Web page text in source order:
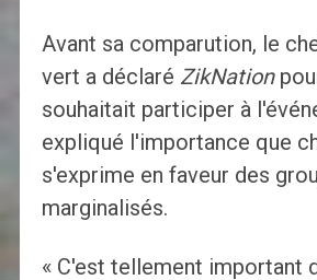
Avant sa comparution, le
vert a déclaré ZikNation
souhaitait participer à
expliqué l'importance que
s'exprime en faveur des
marginalisés.
« C'est tellement important